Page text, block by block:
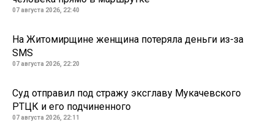
07 августа 2026, 22:40
На Житомирщине женщина потеряла деньги из-за
SMS
07 августа 2026, 22:20
Суд отправил под стражу эксглаву Мукачевского
РТЦК и его подчиненного
07 августа 2026, 22:11